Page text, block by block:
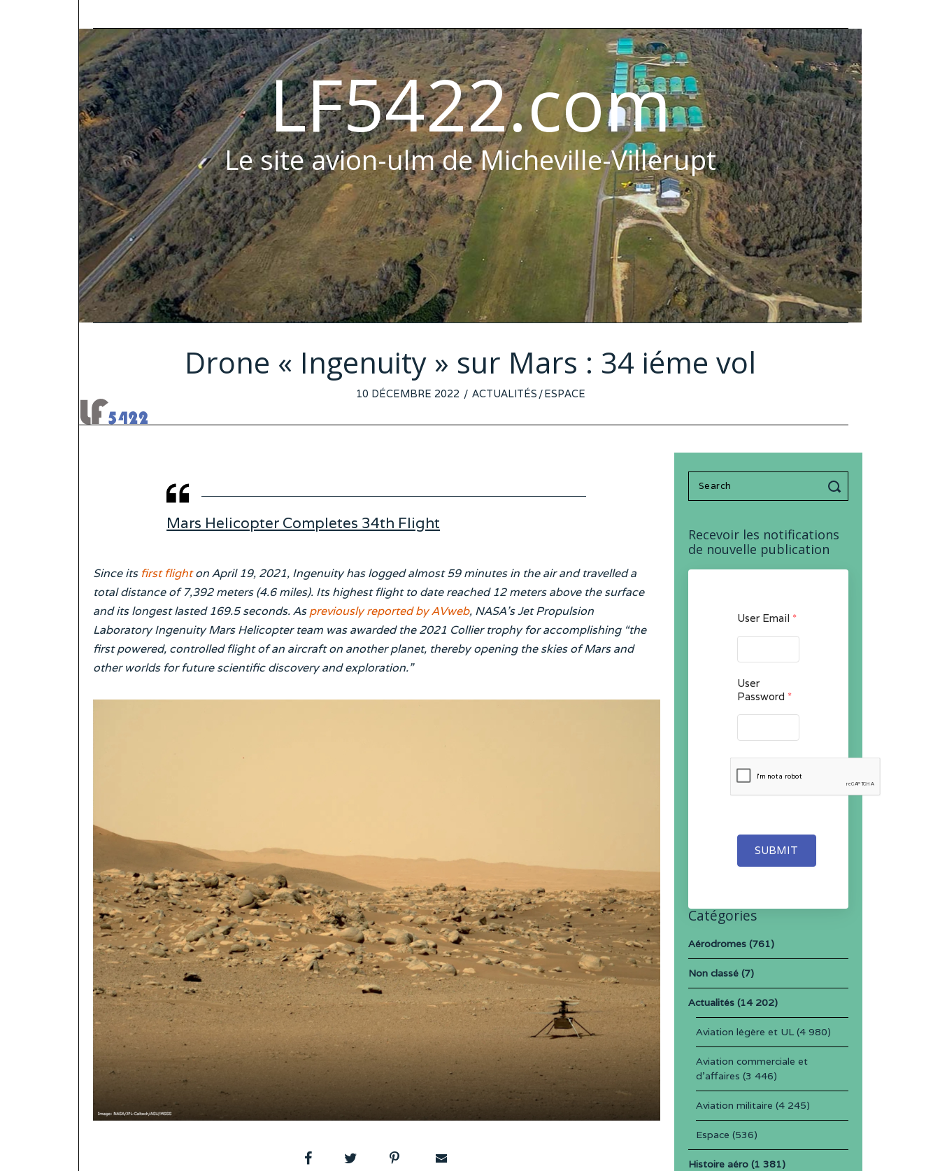
LF5422.com
Le site avion-ulm de Micheville-Villerupt
Drone « Ingenuity » sur Mars : 34 iéme vol
POSTED
10 DÉCEMBRE 2022 3
2022
ACTUALITÉS /ESPACE
Mars Helicopter Completes 34th Flight
Since its first flighton April 19, 2021, Ingenuity has logged almost 59 minutes in the air and travelled a
total distance of 7,392 meters (4.6 miles). Its highest flight to date reached 12 meters above the surface
and its longest lasted 169.5 seconds. Aspreviously reported by AVweb, NASA’s Jet Propulsion
Laboratory Ingenuity Mars Helicopter team was awarded the 2021 Collier trophy for accomplishing “the
first powered, controlled flight of an aircraft on another planet, thereby opening the skies of Mars and
other worlds for future scientific discovery and exploration.”
Search
for:
Recevoir les notifications
de nouvelle publication
User Email *
User
Password *
SUBMIT
Catégories
Aérodromes(761)
Non classé(7)
Actualités(14 202)
Aviation légère et UL(4 980)
Aviation commerciale et
d'affaires (3 446)
Aviation militaire (4 245)
Espace (536)
Histoire aéro(1 381)